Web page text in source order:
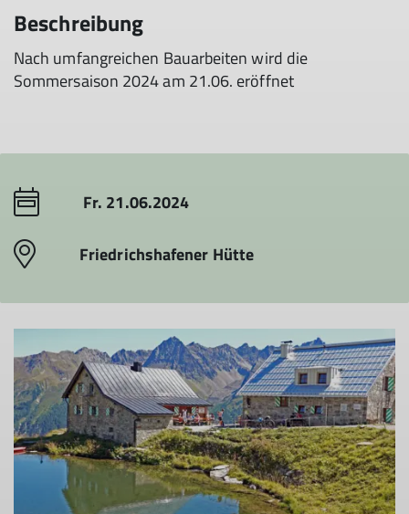
Beschreibung
Nach umfangreichen Bauarbeiten wird die
Sommersaison 2024 am 21.06. eröffnet
Fr. 21.06.2024
Friedrichshafener Hütte